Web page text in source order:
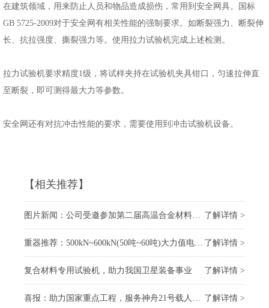
在建筑领域，用来防止人员和物品造成损伤，常用到安全网具。国标
GB 5725-2009对于安全网有相关性能的强制要求。如断裂强力、断裂伸
长、抗拉强度、撕裂强力等。使用拉力试验机完成上述检测。
拉力试验机要求精度1级，将试样夹持在试验机夹具钳口，匀速拉伸直
至断裂，即可测得最大力等参数。
安全网还有对抗冲击性能的要求，需要使用到冲击试验机设备。
【相关推荐】
了解详情 >
图片新闻：公司受邀参加第二届高温合金材料大会
了解详情 >
重器推荐：500kN~600kN(50吨~60吨)大力值电子万能试验机
了解详情 >
复合材料专用试验机，助力我国卫星装备事业
了解详情 >
喜报：助力国家重点工程，服务神舟21号载人飞船 “上太空”